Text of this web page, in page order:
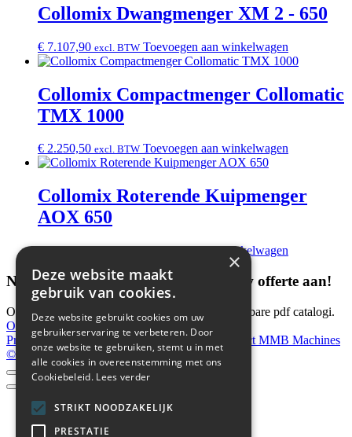
Collomix Dwangmenger XM 2 - 650
€ 7.107,90 excl. BTW Toevoegen aan winkelwagen
Collomix Compactmenger Collomatic
TMX 1000
€ 2.250,50 excl. BTW Toevoegen aan winkelwagen
Collomix Roterende Kuipmenger
AOX 650
€2.567,30 Toevoegen aan winkelwagen
Niet gevonden wat je zocht? Vraag uw offerte aan!
Ontdek het volledige Probst gamma in downloadbare pdf catalogi.
Offerte aanvraag
Privacybeleid
MMB Machines website
Contact MMB Machines
© Wowart.
×
Deze website maakt
gebruik van cookies.
Deze website gebruikt cookies om uw
gebruikerservaring te verbeteren. Door
onze website te gebruiken, stemt u in met
alle cookies in overeenstemming met ons
Cookiebeleid. Lees verder
STRIKT NOODZAKELIJK
PRESTATIE